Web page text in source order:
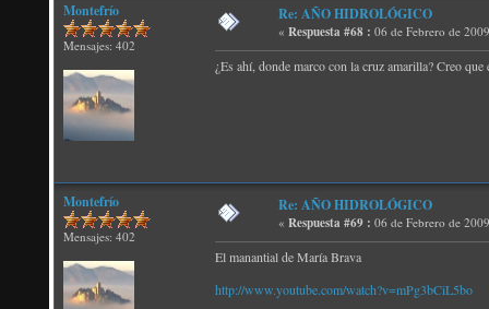
Montefrío
Mensajes: 402
Re: AÑO HIDROLÓGICO
« Respuesta #68 : 06 de Febrero de
¿Es ahí, donde marco con la cruz amarilla? Creo
Montefrío
Mensajes: 402
Re: AÑO HIDROLÓGICO
« Respuesta #69 : 06 de Febrero de
El manantial de María Brava
http://www.youtube.com/watch?v=mPg3bCiL5bo